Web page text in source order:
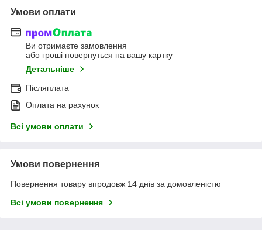
Умови оплати
Ви отримаєте замовлення
або гроші повернуться на вашу картку
Детальніше
Післяплата
Оплата на рахунок
Всі умови оплати
Умови повернення
Повернення товару впродовж 14 днів за домовленістю
Всі умови повернення